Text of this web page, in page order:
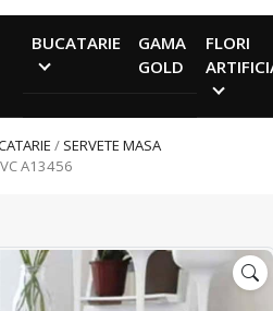
BUCATARIE
GAMA
GOLD
FLORI
/ SERVETE MASA
A13456